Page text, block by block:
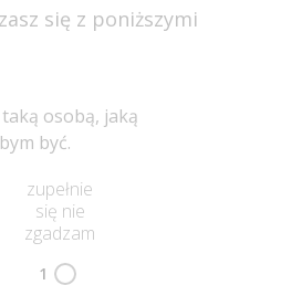
się z poniższymi
taką osobą, jaką
być.
zupełnie
się nie
zgadzam
1